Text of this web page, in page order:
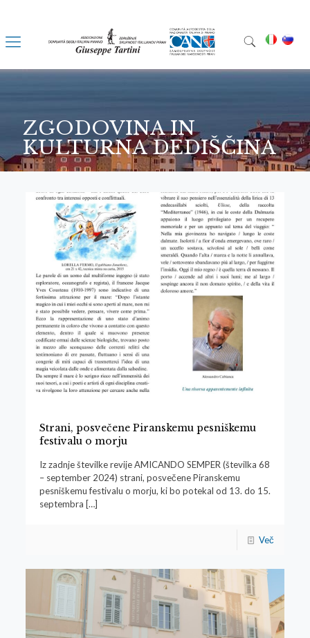
ZGODOVINA IN
KULTURNA DEDIŠČINA
Strani, posvečene Piranskemu pesniškemu
festivalu o morju
Iz zadnje številke revije AMICANDO SEMPER (številka 68
– september 2024) strani, posvečene Piranskemu
pesniškemu festivalu o morju, ki bo potekal od 13. do 15.
septembra […]
Več